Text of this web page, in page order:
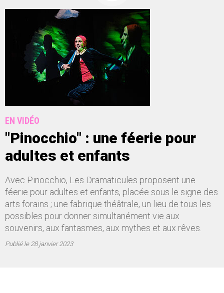
EN VIDÉO
"Pinocchio" : une féerie pour
adultes et enfants
Avec Pinocchio, Les Dramaticules proposent une
féerie pour adultes et enfants, placée sous le signe des
arts forains ; une fabrique théâtrale, un lieu de tous les
possibles pour donner simultanément vie aux
souvenirs, aux fantasmes, aux mythes et aux rêves.
Publié le28 janvier 2023